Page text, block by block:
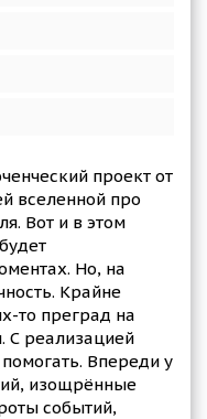
проект от
вселенной про
Вот и в этом
Но, на
Крайне
то преград на
С реализацией
Впереди у
изощрённые
событий,